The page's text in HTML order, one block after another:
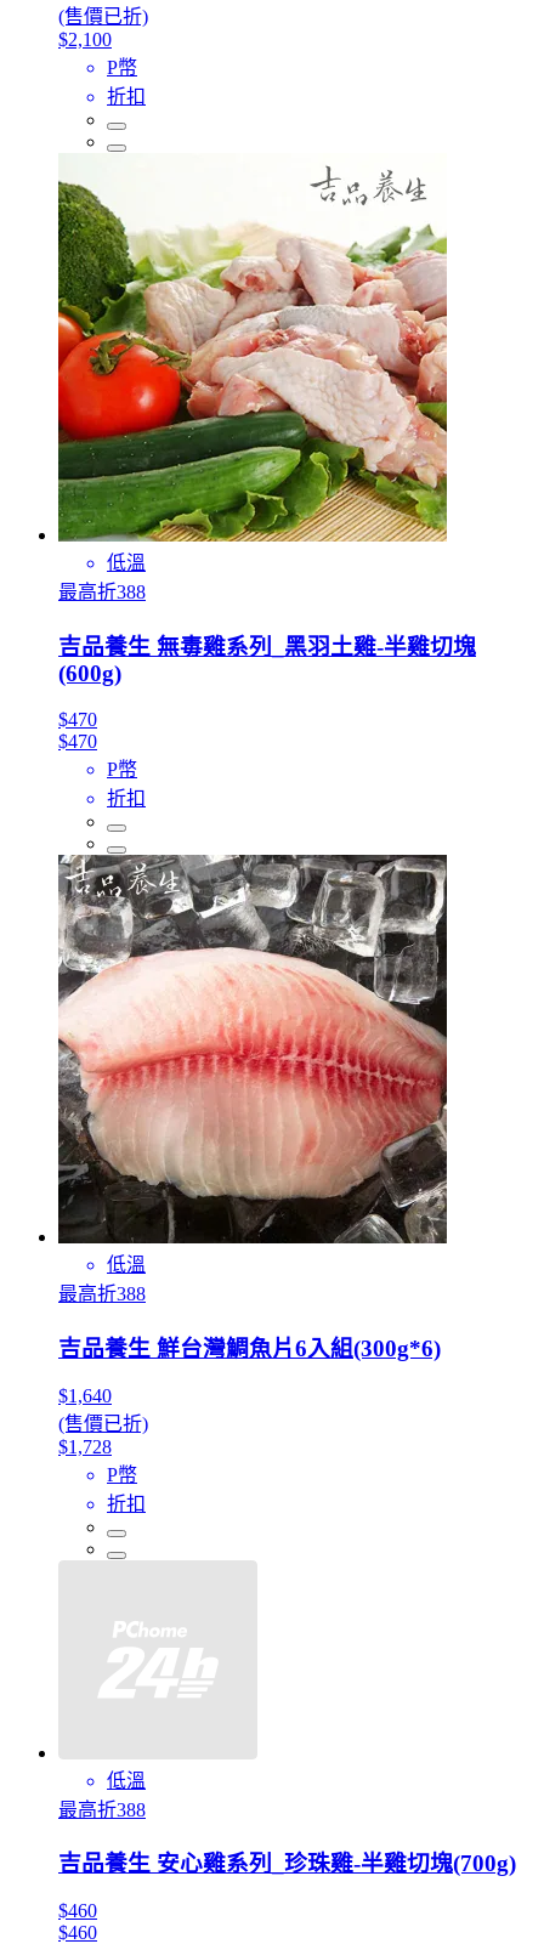
(售價已折)
$2,100
P幣
折扣
低溫
最高折388
吉品養生 無毒雞系列_黑羽土雞-半雞切塊
(600g)
$470
$470
P幣
折扣
低溫
最高折388
吉品養生 鮮台灣鯛魚片6入組(300g*6)
$1,640
(售價已折)
$1,728
P幣
折扣
低溫
最高折388
吉品養生 安心雞系列_珍珠雞-半雞切塊(700g)
$460
$460